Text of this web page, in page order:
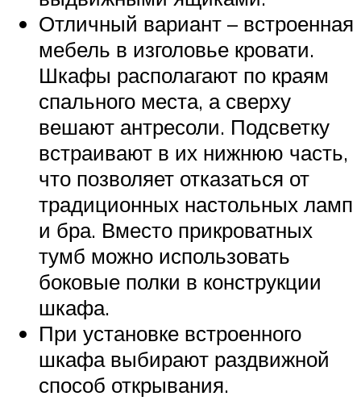
Отличный вариант – встроенная
мебель в изголовье кровати.
Шкафы располагают по краям
спального места, а сверху
вешают антресоли. Подсветку
встраивают в их нижнюю часть,
что позволяет отказаться от
традиционных настольных ламп
и бра. Вместо прикроватных
тумб можно использовать
боковые полки в конструкции
шкафа.
При установке встроенного
шкафа выбирают раздвижной
способ открывания.